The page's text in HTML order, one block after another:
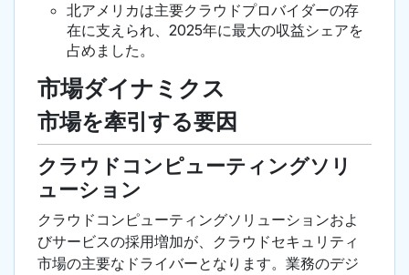
北アメリカは主要クラウドプロバイダーの存
在に支えられ、2025年に最大の収益シェアを
占めました。
市場ダイナミクス
市場を牽引する要因
クラウドコンピューティングソリ
ューション
クラウドコンピューティングソリューションおよ
びサービスの採用増加が、クラウドセキュリティ
市場の主要なドライバーとなります。業務のデジ